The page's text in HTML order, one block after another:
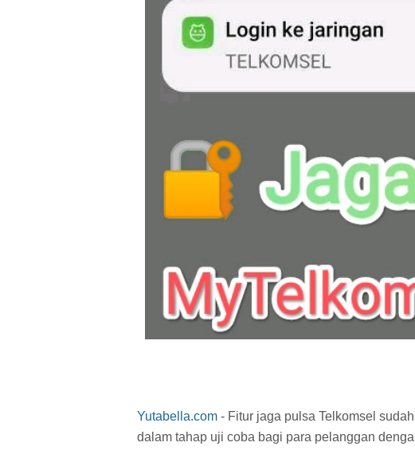
Yutabella.com - Fitur jaga pulsa Telkomsel
dalam tahap uji coba bagi para pelanggan